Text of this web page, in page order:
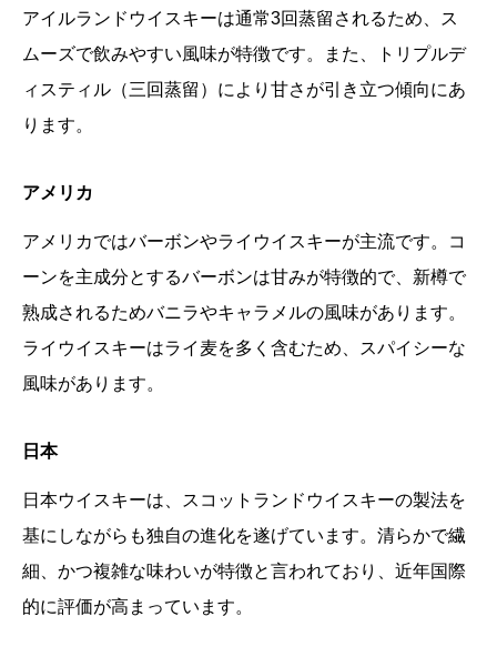
アイルランドウイスキーは通常3回蒸留されるため、ス
ムーズで飲みやすい風味が特徴です。また、トリプルデ
ィスティル（三回蒸留）により甘さが引き立つ傾向にあ
ります。
アメリカ
アメリカではバーボンやライウイスキーが主流です。コ
ーンを主成分とするバーボンは甘みが特徴的で、新樽で
熟成されるためバニラやキャラメルの風味があります。
ライウイスキーはライ麦を多く含むため、スパイシーな
風味があります。
日本
日本ウイスキーは、スコットランドウイスキーの製法を
基にしながらも独自の進化を遂げています。清らかで繊
細、かつ複雑な味わいが特徴と言われており、近年国際
的に評価が高まっています。